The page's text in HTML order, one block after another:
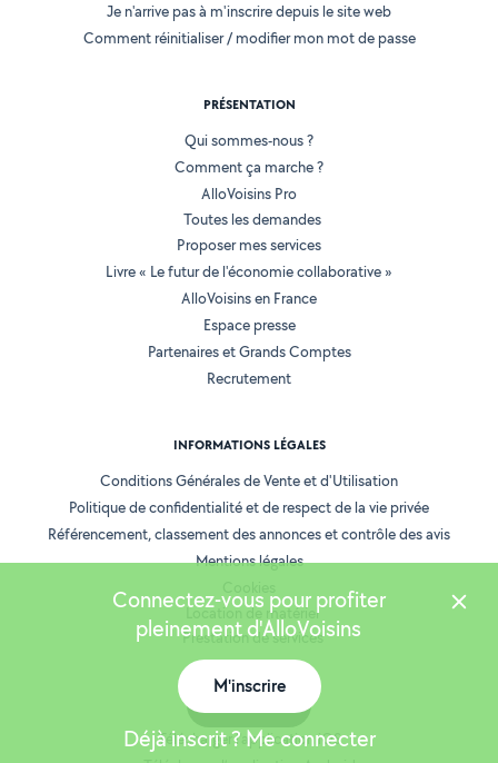
Je n'arrive pas à m'inscrire depuis le site web
Comment réinitialiser / modifier mon mot de passe
PRÉSENTATION
Qui sommes-nous ?
Comment ça marche ?
AlloVoisins Pro
Toutes les demandes
Proposer mes services
Livre « Le futur de l'économie collaborative »
AlloVoisins en France
Espace presse
Partenaires et Grands Comptes
Recrutement
INFORMATIONS LÉGALES
Conditions Générales de Vente et d'Utilisation
Politique de confidentialité et de respect de la vie privée
Référencement, classement des annonces et contrôle des avis
Mentions légales
Location de matériel
Prestation de services
NOS APPLICATIONS
Télécharger l’application iOS
Connectez-vous pour profiter
pleinement d'AlloVoisins
M'inscrire
Déjà inscrit ? Me connecter